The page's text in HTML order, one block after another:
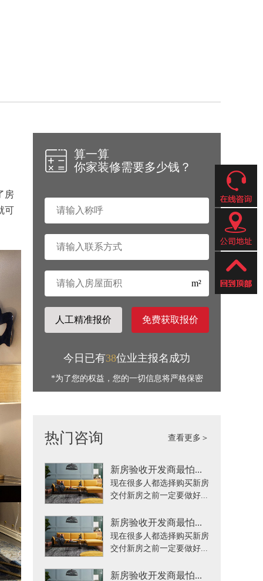
房
可
算一算
你家装修需要多少钱？
m²
人工精准报价 免费获取报价
今日已有38位业主报名成功
*为了您的权益，您的一切信息将严格保密
热门咨询 查看更多＞
新房验收开发商最怕...
现在很多人都选择购买新房
交付新房之前一定要做好...
新房验收开发商最怕...
现在很多人都选择购买新房
交付新房之前一定要做好...
新房验收开发商最怕...